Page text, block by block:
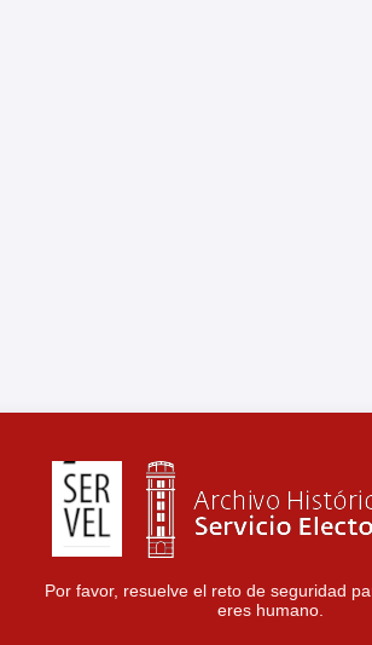
Por favor, resuelve el reto de seguridad
eres humano.